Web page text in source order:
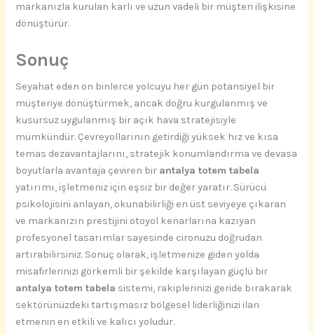
markanızla kurulan karlı ve uzun vadeli bir müşteri ilişkisine
dönüştürür.
Sonuç
Seyahat eden on binlerce yolcuyu her gün potansiyel bir
müşteriye dönüştürmek, ancak doğru kurgulanmış ve
kusursuz uygulanmış bir açık hava stratejisiyle
mümkündür. Çevreyollarının getirdiği yüksek hız ve kısa
temas dezavantajlarını, stratejik konumlandırma ve devasa
boyutlarla avantaja çeviren bir antalya totem tabela
yatırımı, işletmeniz için eşsiz bir değer yaratır. Sürücü
psikolojisini anlayan, okunabilirliği en üst seviyeye çıkaran
ve markanızın prestijini otoyol kenarlarına kazıyan
profesyonel tasarımlar sayesinde cironuzu doğrudan
artırabilirsiniz. Sonuç olarak, işletmenize giden yolda
misafirlerinizi görkemli bir şekilde karşılayan güçlü bir
antalya totem tabela sistemi, rakiplerinizi geride bırakarak
sektörünüzdeki tartışmasız bölgesel liderliğinizi ilan
etmenin en etkili ve kalıcı yoludur.